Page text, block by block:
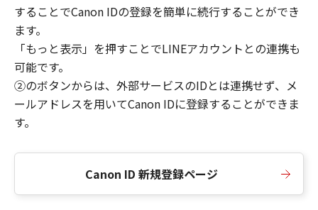
することでCanon IDの登録を簡単に続行することができ
ます。
「もっと表示」を押すことでLINEアカウントとの連携も
可能です。
②のボタンからは、外部サービスのIDとは連携せず、メ
ールアドレスを用いてCanon IDに登録することができま
す。
Canon ID 新規登録ページ